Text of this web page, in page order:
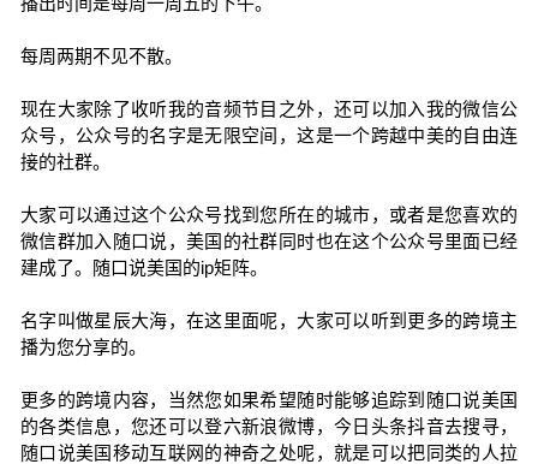
每周两期不见不散。
现在大家除了收听我的音频节目之外，还可以加入我的微信公
众号，公众号的名字是无限空间，这是一个跨越中美的自由连
接的社群。
大家可以通过这个公众号找到您所在的城市，或者是您喜欢的
微信群加入随口说，美国的社群同时也在这个公众号里面已经
建成了。随口说美国的ip矩阵。
名字叫做星辰大海，在这里面呢，大家可以听到更多的跨境主
播为您分享的。
更多的跨境内容，当然您如果希望随时能够追踪到随口说美国
的各类信息，您还可以登六新浪微博，今日头条抖音去搜寻，
随口说美国移动互联网的神奇之处呢，就是可以把同类的人拉